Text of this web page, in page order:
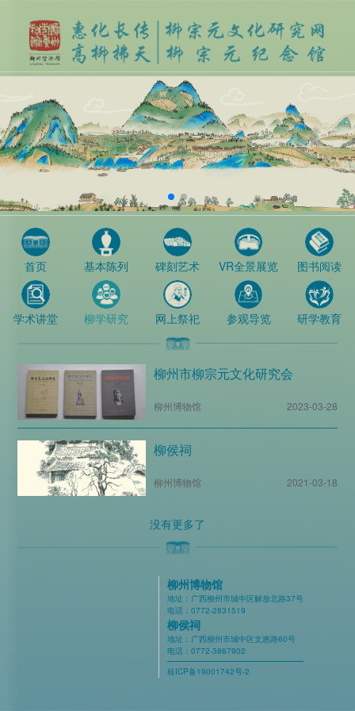
首页 基本陈列 碑刻艺术 VR全景展览 图书阅读
学术讲堂 柳学研究 网上祭祀 参观导览 研学教育
柳州市柳宗元文化研究会
柳州博物馆 2023-03-28
柳侯祠
柳州博物馆 2021-03-18
没有更多了
柳州博物馆
地址：广西柳州市城中区解放北路37号
电话：0772-2831519
柳侯祠
地址：广西柳州市城中区文惠路60号
电话：0772-3867902
桂ICP备19001742号-2